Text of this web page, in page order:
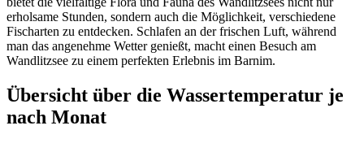
erholsame Stunden, sondern auch die Möglichkeit, verschiedene
Fischarten zu entdecken. Schlafen an der frischen Luft, während
man das angenehme Wetter genießt, macht einen Besuch am
Wandlitzsee zu einem perfekten Erlebnis im Barnim.
Übersicht über die Wassertemperatur je
nach Monat